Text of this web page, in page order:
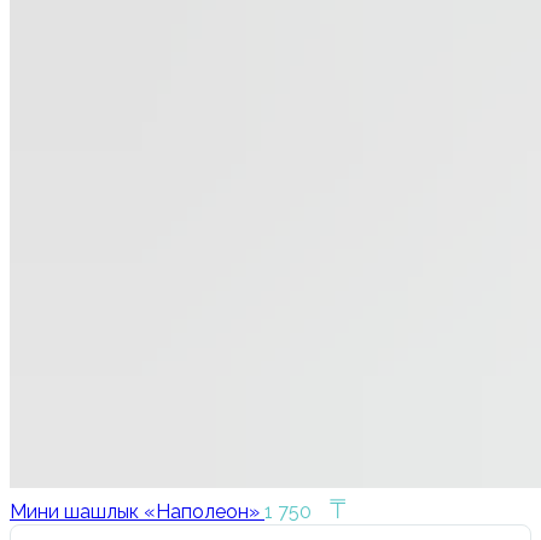
Мини шашлык «Наполеон» 1 750 ₸